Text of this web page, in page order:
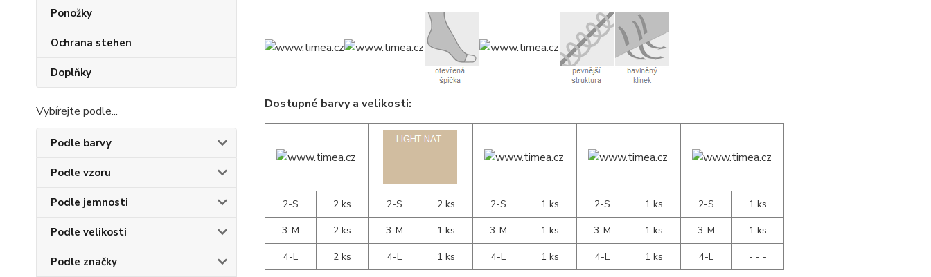
Ponožky
Ochrana stehen
Doplňky
Vybírejte podle...
Podle barvy
Podle vzoru
Podle jemnosti
Podle velikosti
Podle značky
Dostupné barvy a velikosti:
2-S
2 ks
3-M
2 ks
4-L
2 ks
2-S
2 ks
3-M
1 ks
4-L
1 ks
2-S
1 ks
3-M
1 ks
4-L
1 ks
2-S
1 ks
3-M
1 ks
4-L
1 ks
2-S
1 ks
3-M
1 ks
4-L
- - -